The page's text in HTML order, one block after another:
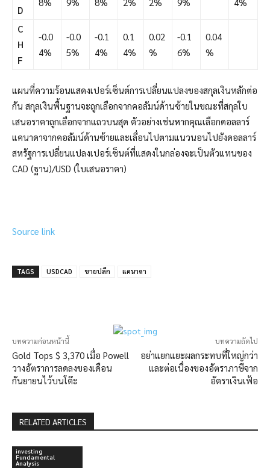
D
C
H
F
-0.0
4%
-0.0
5%
-0.1
4%
0.1
4%
0.02
%
-0.1
6%
0.04
%
แผนที่ความร้อนแสดงเปอร์เซ็นต์การเปลี่ยนแปลงของสกุลเงินหลักต่อ
กัน สกุลเงินพื้นฐานจะถูกเลือกจากคอลัมน์ด้านซ้ายในขณะที่สกุลใบ
เสนอราคาถูกเลือกจากแถวบนสุด ตัวอย่างเช่นหากคุณเลือกดอลลาร์
แคนาดาจากคอลัมน์ด้านซ้ายและเลื่อนไปตามแนวนอนไปยังดอลลาร์
สหรัฐการเปลี่ยนแปลงเปอร์เซ็นต์ที่แสดงในกล่องจะเป็นตัวแทนของ
CAD (ฐาน)/USD (ใบเสนอราคา)
Source link
TAGS USDCAD ขายปลีก แคนาดา
บทความก่อนหน้านี้
Gold Tops $ 3,370 เมื่อ Powell
วางอัตราการลดลงของเดือน
กันยายนไว้บนโต๊ะ
บทความถัดไป
อย่าแยกแยะผลกระทบที่ใหญ่กว่า
และต่อเนื่องของอัตราภาษีจาก
อัตราเงินเฟ้อ
RELATED ARTICLES
investing
Fundamental
Analysis